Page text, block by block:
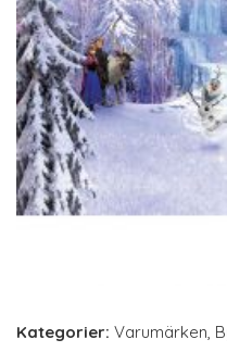
Kategorier: Varumärken,